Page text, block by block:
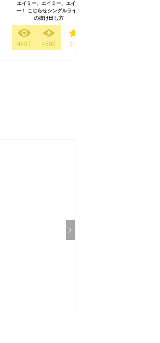
エイミー、エイミー、エイミ
ー！ こじらせシングルライフ
の抜け出し方
4407 4592 3.3